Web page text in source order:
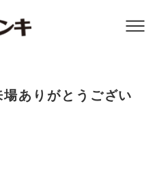
ありがとうござい